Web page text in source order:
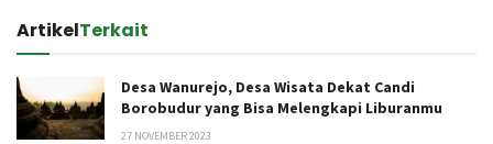
ArtikelTerkait
Desa Wanurejo, Desa Wisata Dekat Candi
Borobudur yang Bisa Melengkapi Liburanmu
27 NOVEMBER 2023